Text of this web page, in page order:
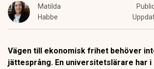
Matilda
Habbe
Vägen till ekonomisk frihet behöver
jättesprång. En universitetslärare har